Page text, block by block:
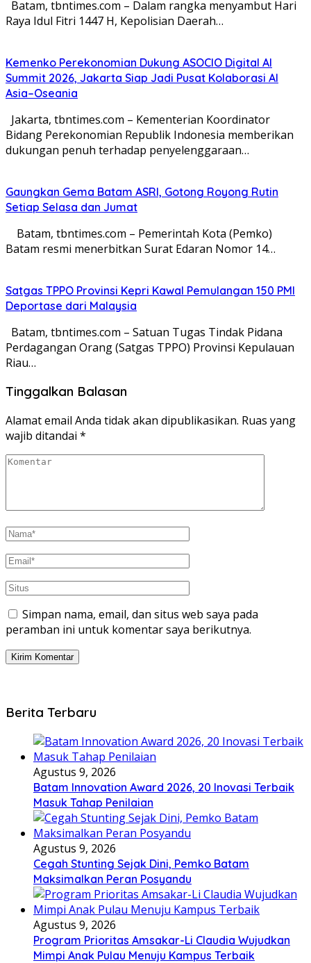
Batam, tbntimes.com – Dalam rangka menyambut Hari
Raya Idul Fitri 1447 H, Kepolisian Daerah…
Kemenko Perekonomian Dukung ASOCIO Digital AI
Summit 2026, Jakarta Siap Jadi Pusat Kolaborasi AI
Asia–Oseania
Jakarta, tbntimes.com – Kementerian Koordinator
Bidang Perekonomian Republik Indonesia memberikan
dukungan penuh terhadap penyelenggaraan…
Gaungkan Gema Batam ASRI, Gotong Royong Rutin
Setiap Selasa dan Jumat
Batam, tbntimes.com – Pemerintah Kota (Pemko)
Batam resmi menerbitkan Surat Edaran Nomor 14…
Satgas TPPO Provinsi Kepri Kawal Pemulangan 150 PMI
Deportase dari Malaysia
Batam, tbntimes.com – Satuan Tugas Tindak Pidana
Perdagangan Orang (Satgas TPPO) Provinsi Kepulauan
Riau…
Tinggalkan Balasan
Alamat email Anda tidak akan dipublikasikan. Ruas yang
wajib ditandai *
Simpan nama, email, dan situs web saya pada
peramban ini untuk komentar saya berikutnya.
Berita Terbaru
Agustus 9, 2026
Batam Innovation Award 2026, 20 Inovasi Terbaik
Masuk Tahap Penilaian
Agustus 9, 2026
Cegah Stunting Sejak Dini, Pemko Batam
Maksimalkan Peran Posyandu
Agustus 9, 2026
Program Prioritas Amsakar-Li Claudia Wujudkan
Mimpi Anak Pulau Menuju Kampus Terbaik